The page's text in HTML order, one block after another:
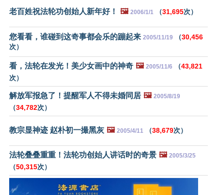
老百姓祝法轮功创始人新年好！ 🖼️ 2006/1/1 （31,695次）
您看看，谁碰到这奇事都会乐的蹦起来 2005/11/19 （30,456
次）
看，法轮在发光！美少女画中的神奇 🖼️ 2005/11/6 （43,821
次）
解放军报急了！提醒军人不得未婚同居 🖼️ 2005/8/19
（34,782次）
教宗显神迹 赵朴初一撮黑灰 🖼️ 2005/4/11 （38,679次）
法轮叠叠重重！法轮功创始人讲话时的奇景 🖼️ 2005/3/25
（50,315次）